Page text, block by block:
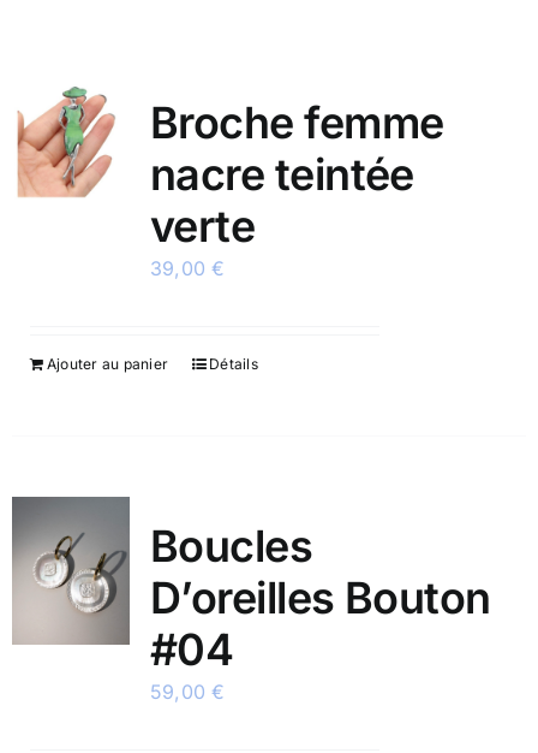
Broche femme
nacre teintée
verte
39,00€
Ajouter au panier Détails
Boucles
D’oreilles Bouton
#04
59,00€